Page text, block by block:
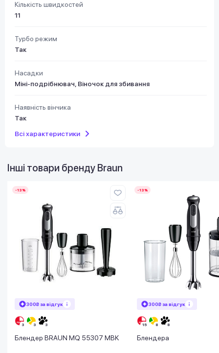
Кількість швидкостей
11
Турбо режим
Так
Насадки
Міні-подрібнювач, Віночок для збивання
Наявність вінчика
Так
Всі характеристики
Інші товари бренду Braun
-13%
300₴ за відгук
Блендер BRAUN MQ 55307 MBK
-13%
300₴ за відгук
Блендера